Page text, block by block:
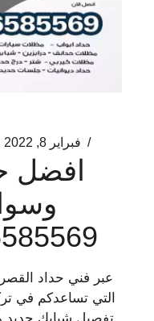
فبراير 8, 2022
افضل
56585569
عبر فني حداد
التي تساعدكم في
تفصيل شبابك حديد